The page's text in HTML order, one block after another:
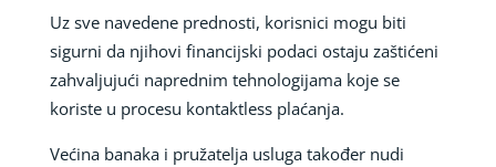
Uz sve navedene prednosti, korisnici mogu biti
sigurni da njihovi financijski podaci ostaju zaštićeni
zahvaljujući naprednim tehnologijama koje se
koriste u procesu kontaktless plaćanja.
Većina banaka i pružatelja usluga također nudi